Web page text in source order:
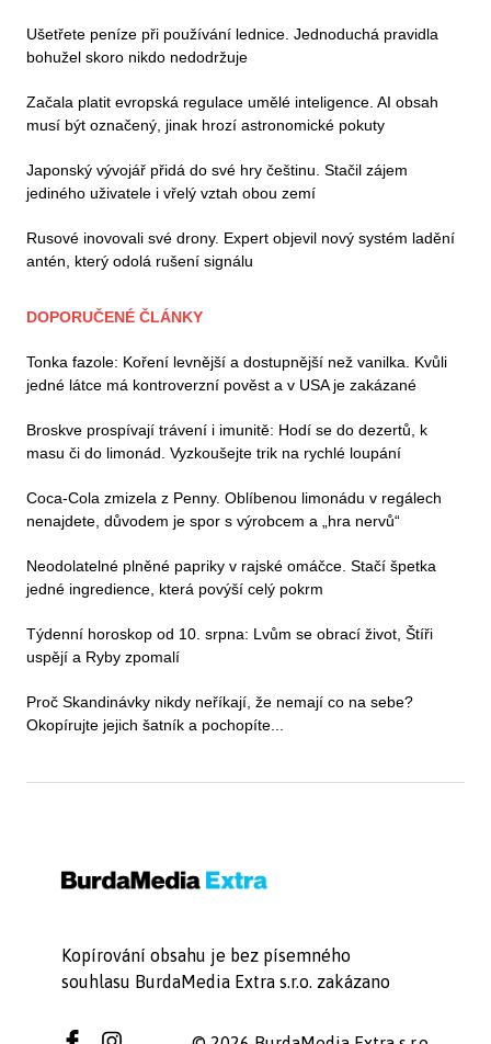
Ušetřete peníze při používání lednice. Jednoduchá pravidla
bohužel skoro nikdo nedodržuje
Začala platit evropská regulace umělé inteligence. AI obsah
musí být označený, jinak hrozí astronomické pokuty
Japonský vývojář přidá do své hry češtinu. Stačil zájem
jediného uživatele i vřelý vztah obou zemí
Rusové inovovali své drony. Expert objevil nový systém ladění
antén, který odolá rušení signálu
DOPORUČENÉ ČLÁNKY
Tonka fazole: Koření levnější a dostupnější než vanilka. Kvůli
jedné látce má kontroverzní pověst a v USA je zakázané
Broskve prospívají trávení i imunitě: Hodí se do dezertů, k
masu či do limonád. Vyzkoušejte trik na rychlé loupání
Coca-Cola zmizela z Penny. Oblíbenou limonádu v regálech
nenajdete, důvodem je spor s výrobcem a „hra nervů“
Neodolatelné plněné papriky v rajské omáčce. Stačí špetka
jedné ingredience, která povýší celý pokrm
Týdenní horoskop od 10. srpna: Lvům se obrací život, Štíři
uspějí a Ryby zpomalí
Proč Skandinávky nikdy neříkají, že nemají co na sebe?
Okopírujte jejich šatník a pochopíte...
Kopírování obsahu je bez písemného
souhlasu BurdaMedia Extra s.r.o. zakázano